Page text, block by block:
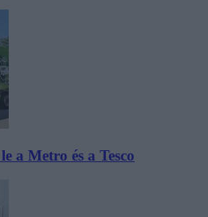
a Metro és a Tesco